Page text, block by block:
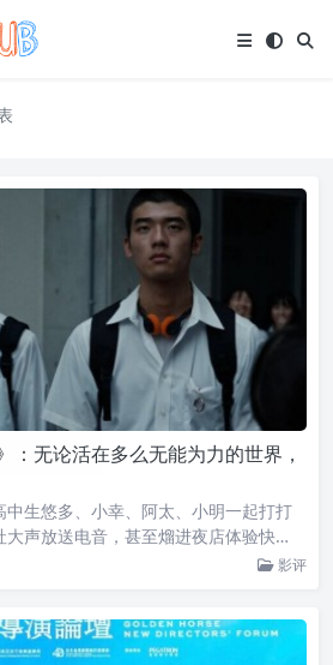
：无论活在多么无能为力的世界，
中生悠多、小幸、阿太、小明一起打打
大声放送电音，甚至熘进夜店体验快…
影评